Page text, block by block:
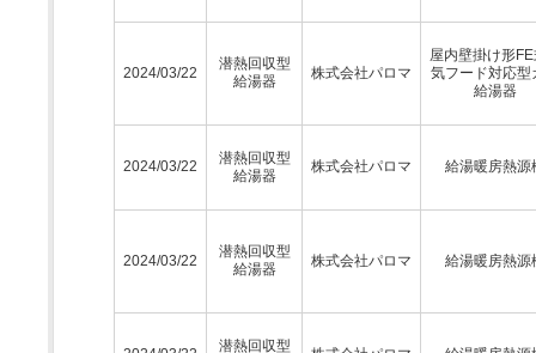
2024/03/22
潜熱回収型
給湯器
株式会社パロマ
屋内壁掛け形
気フード対応型
給湯器
2024/03/22
潜熱回収型
給湯器
株式会社パロマ 給湯暖房熱源
2024/03/22
潜熱回収型
給湯器
株式会社パロマ 給湯暖房熱源
潜熱回収型